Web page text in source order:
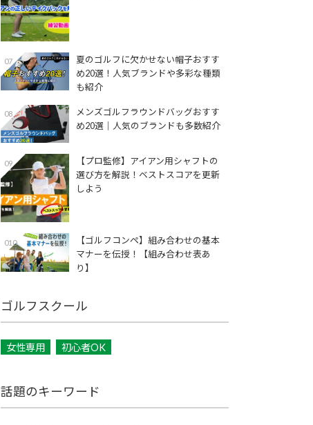
07
夏のゴルフに欠かせない帽子おすす
め20選！人気ブランドや多彩な種類
も紹介
08
メンズゴルフラウンドバッグおすす
め20選｜人気のブランドも多数紹介
09
【プロ監修】アイアン用シャフトの
選び方を解説！ベストスコアを更新
しよう
010
【ゴルフコンペ】組み合わせの基本
マナーを伝授！【組み合わせ表あ
り】
ゴルフスクール
女性専用 初心者OK
話題のキーワード